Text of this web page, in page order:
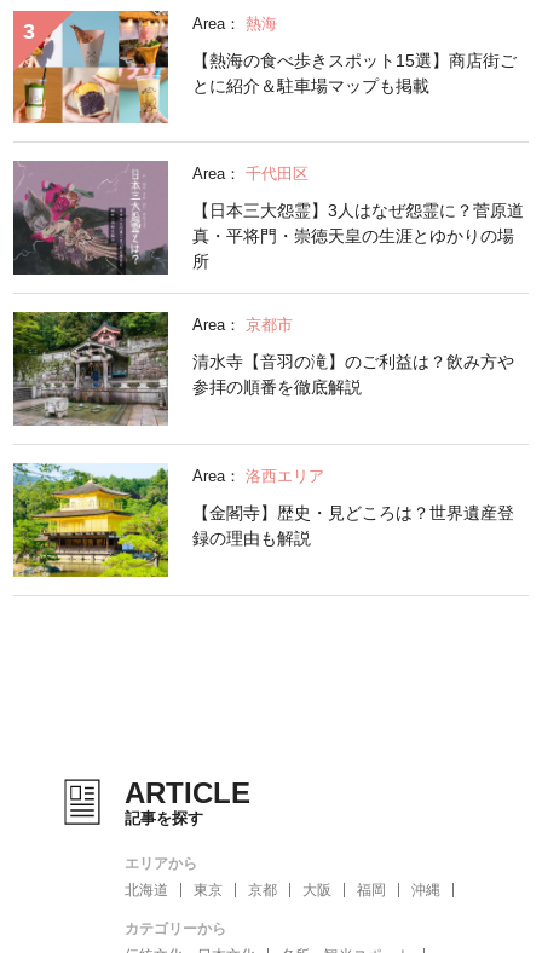
Area： 熱海
【熱海の食べ歩きスポット15選】商店街ご
とに紹介＆駐車場マップも掲載
Area： 千代田区
【日本三大怨霊】3人はなぜ怨霊に？菅原道
真・平将門・崇徳天皇の生涯とゆかりの場
所
Area： 京都市
清水寺【音羽の滝】のご利益は？飲み方や
参拝の順番を徹底解説
Area： 洛西エリア
【金閣寺】歴史・見どころは？世界遺産登
録の理由も解説
ARTICLE
記事を探す
エリアから
北海道
東京 京都 大阪 福岡 沖縄
カテゴリーから